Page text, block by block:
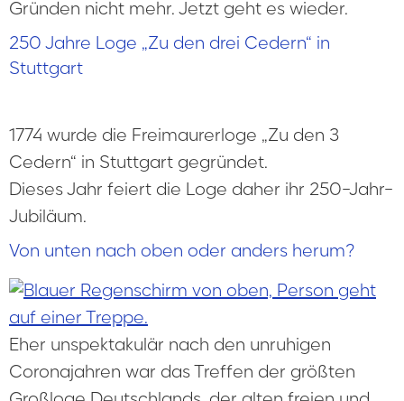
Gründen nicht mehr. Jetzt geht es wieder.
250 Jahre Loge „Zu den drei Cedern“ in
Stuttgart
1774 wurde die Freimaurerloge „Zu den 3
Cedern“ in Stuttgart gegründet.
Dieses Jahr feiert die Loge daher ihr 250-Jahr-
Jubiläum.
Von unten nach oben oder anders herum?
Eher unspektakulär nach den unruhigen
Coronajahren war das Treffen der größten